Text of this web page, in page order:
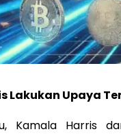
Lakukan Upaya
Kamala Harris